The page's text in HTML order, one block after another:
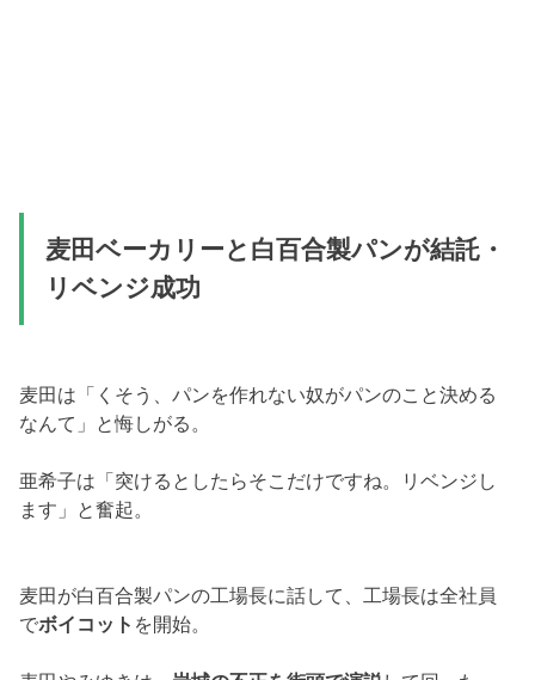
麦田ベーカリーと白百合製パンが結託・
リベンジ成功
麦田は「くそう、パンを作れない奴がパンのこと決める
なんて」と悔しがる。
亜希子は「突けるとしたらそこだけですね。リベンジし
ます」と奮起。
麦田が白百合製パンの工場長に話して、工場長は全社員
でボイコット を開始。